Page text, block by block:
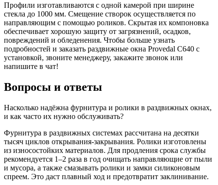
Профили изготавливаются с одной камерой при ширине
стекла до 1000 мм. Смещение створок осуществляется по
направляющим с помощью роликов. Скрытая их компоновка
обеспечивает хорошую защиту от загрязнений, осадков,
повреждений и обледенения. Чтобы больше узнать
подробностей и заказать раздвижные окна Provedal C640 с
установкой, звоните менеджеру, закажите звонок или
напишите в чат!
Вопросы и ответы
Насколько надёжна фурнитура и ролики в раздвижных окнах,
и как часто их нужно обслуживать?
Фурнитура в раздвижных системах рассчитана на десятки
тысяч циклов открывания‑закрывания. Ролики изготовлены
из износостойких материалов. Для продления срока службы
рекомендуется 1–2 раза в год очищать направляющие от пыли
и мусора, а также смазывать ролики и замки силиконовым
спреем. Это даст плавный ход и предотвратит заклинивание.